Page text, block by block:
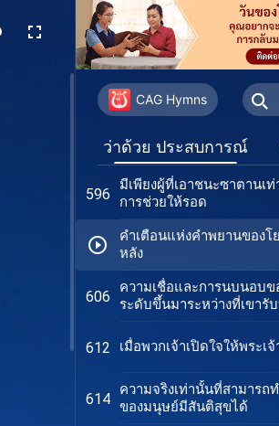
CAG Hymns
ว่าด้วย ประสบการณ์
591 ข้อพิสูจน์ชัยชนะของโยบเ
593
เหตุใดโยบจึงสามารถมาเค
ได้?
594 ท่าทีของโยบต่อพระพรของ
596
มีเพียงผู้ที่เอาชนะซาตานเ
การช่วยให้รอด
คำเตือนแห่งคำพยานของ
หลัง
606
ความเชื่อและการนบนอบข
ระดับขึ้นมาระหว่างที่เขารั
612 เมื่อพวกเจ้าเปิดใจให้พระเจ้
614
ความจริงเท่านั้นที่สามารถ
ของมนุษย์มีสันติสุขได้